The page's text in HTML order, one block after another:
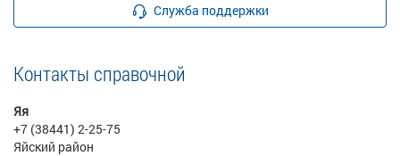
Служба поддержки
Контакты справочной
Яя
+7 (38441) 2-25-75
Яйский район